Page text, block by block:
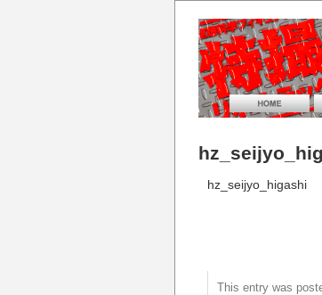
hz_seijyo_higashi
This entry was